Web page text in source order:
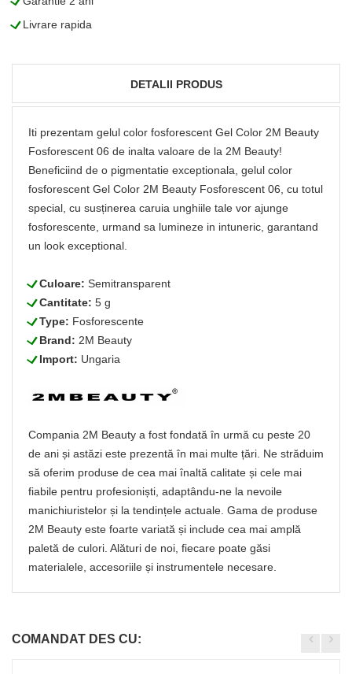
LLivrare rapida
DETALII PRODUS
Iti prezentam gelul color fosforescent Gel Color 2M Beauty
Fosforescent 06 de inalta valoare de la 2M Beauty!
Beneficiind de o pigmentatie exceptionala, gelul color
fosforescent Gel Color 2M Beauty Fosforescent 06, cu totul
special, cu susținerea caruia unghiile tale vor ajunge
fosforescente, urmand sa lumineze in intuneric, garantand
un look exceptional.
LCuloare: Semitransparent
LCantitate: 5 g
LType: Fosforescente
LBrand: 2M Beauty
LImport: Ungaria
Compania 2M Beauty a fost fondată în urmă cu peste 20
de ani și astăzi este prezentă în mai multe țări. Ne străduim
să oferim produse de cea mai înaltă calitate și cele mai
fiabile pentru profesioniști, adaptându-ne la nevoile
manichiuristelor și la tendințele actuale. Gama de produse
2M Beauty este foarte variată și include cea mai amplă
paletă de culori. Alături de noi, fiecare poate găsi
materialele, accesoriile și instrumentele necesare.
COMANDAT DES CU: